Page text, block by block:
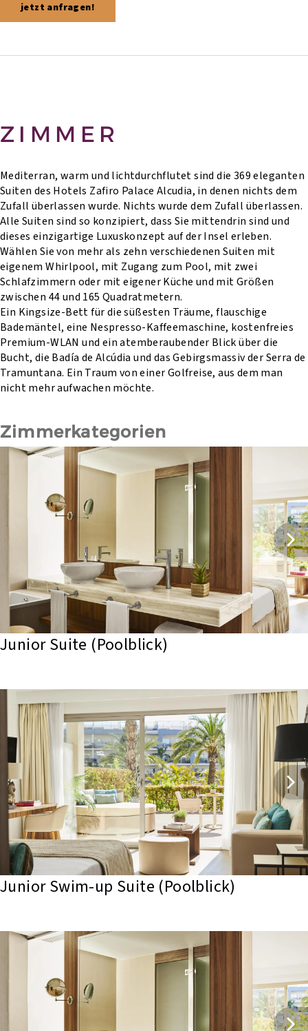
jetzt anfragen!
ZIMMER
Mediterran, warm und lichtdurchflutet sind die 369 eleganten
Suiten des Hotels Zafiro Palace Alcudia, in denen nichts dem
Zufall überlassen wurde. Nichts wurde dem Zufall überlassen.
Alle Suiten sind so konzipiert, dass Sie mittendrin sind und
dieses einzigartige Luxuskonzept auf der Insel erleben.
Wählen Sie von mehr als zehn verschiedenen Suiten mit
eigenem Whirlpool, mit Zugang zum Pool, mit zwei
Schlafzimmern oder mit eigener Küche und mit Größen
zwischen 44 und 165 Quadratmetern.
Ein Kingsize-Bett für die süßesten Träume, flauschige
Bademäntel, eine Nespresso-Kaffeemaschine, kostenfreies
Premium-WLAN und ein atemberaubender Blick über die
Bucht, die Badía de Alcúdia und das Gebirgsmassiv der Serra de
Tramuntana. Ein Traum von einer Golfreise, aus dem man
nicht mehr aufwachen möchte.
Zimmerkategorien
Junior Suite (Poolblick)
Junior Swim-up Suite (Poolblick)